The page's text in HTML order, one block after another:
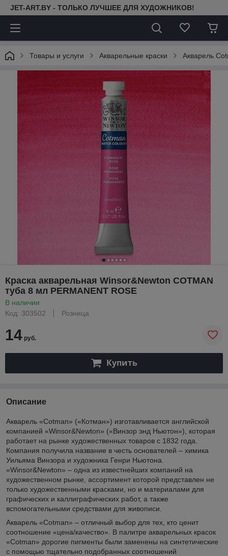
JET-ART.BY - ТОЛЬКО ЛУЧШЕЕ ДЛЯ ХУДОЖНИКОВ!
Товары и услуги Акварельные краски Акварель
Краска акварельная Winsor&Newton COTMAN
туба 8 мл PERMANENT ROSE
В наличии
Код: 303502
Розница
14 руб.
Купить
Описание
Акварель «Cotman» («Котман») изготавливается английской
компанией «Winsor&Newton» («Винзор энд Ньютон»), которая
работает на рынке художественных товаров с 1832 года.
Компания получила название в честь основателей – химика
Уильяма Винзора и художника Генри Ньютона.
«Winsor&Newton» – одна из известнейших компаний на
художественном рынке, ассортимент которой представлен не
только художественными красками, но и материалами для
графических и каллиграфических работ, а также
вспомогательными средствами для живописи.
Акварель «Cotman» – отличный выбор для тех, кто ценит
соотношение «цена/качество». В палитре акварельных красок
«Cotman» дорогие пигменты были заменены на синтетические
с помощью тщательно подобранных соотношений